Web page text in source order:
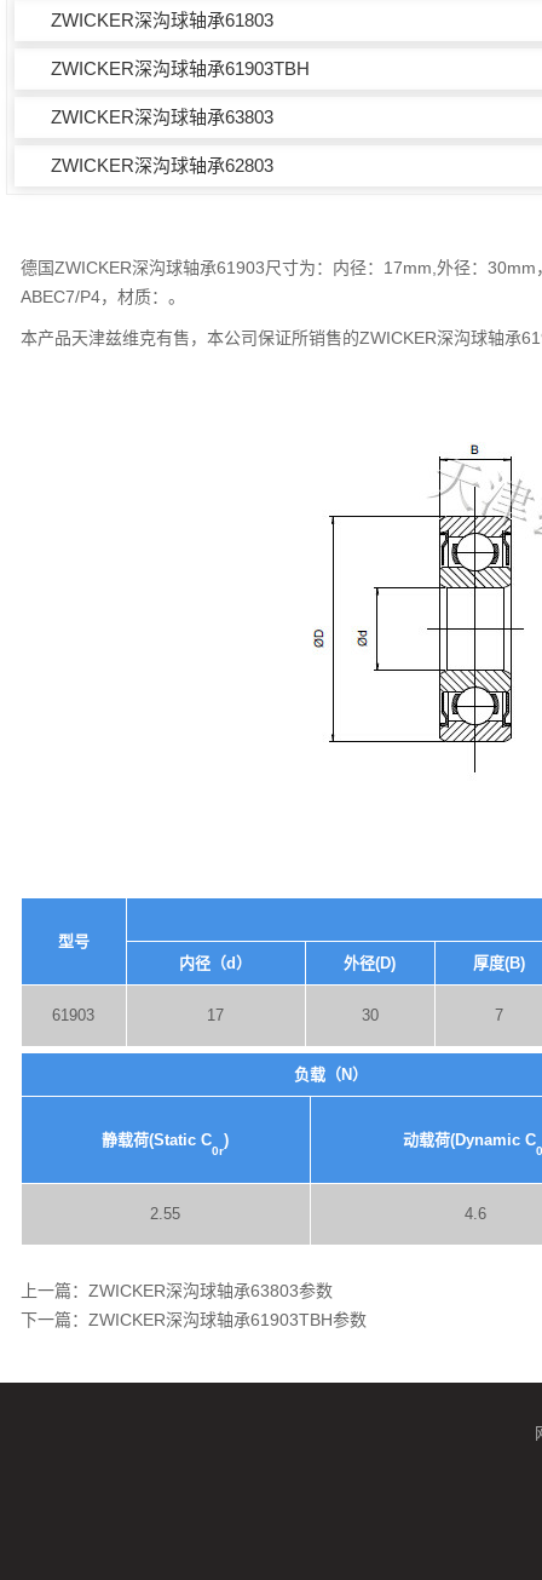
ZWICKER深沟球轴承61803
ZWICKER深沟球轴承61903TBH
ZWICKER深沟球轴承63803
ZWICKER深沟球轴承62803
德国ZWICKER深沟球轴承61903尺寸为：内径：17mm,外径：
ABEC7/P4，材质：。
本产品天津兹维克有售，本公司保证所销售的ZWICKER深沟球轴承
型号
内径（d）
外径(D) 厚度(B)
61903 17 30 7
负载（N）
静载荷(Static C
0r
) 动载荷(Dynamic C
0
2.55 4.6
上一篇： ZWICKER深沟球轴承63803参数
下一篇： ZWICKER深沟球轴承61903TBH参数